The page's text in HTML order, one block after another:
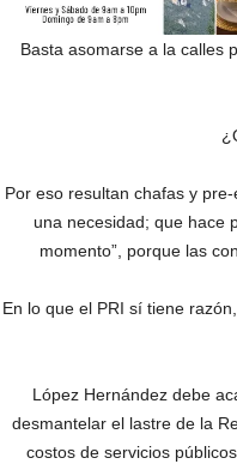
Basta asomarse a la calles
Por eso resultan chafas y
una necesidad; que hace
momento”, porque las
En lo que el PRI sí tiene
López Hernández debe
desmantelar el lastre de la
costos de servicios